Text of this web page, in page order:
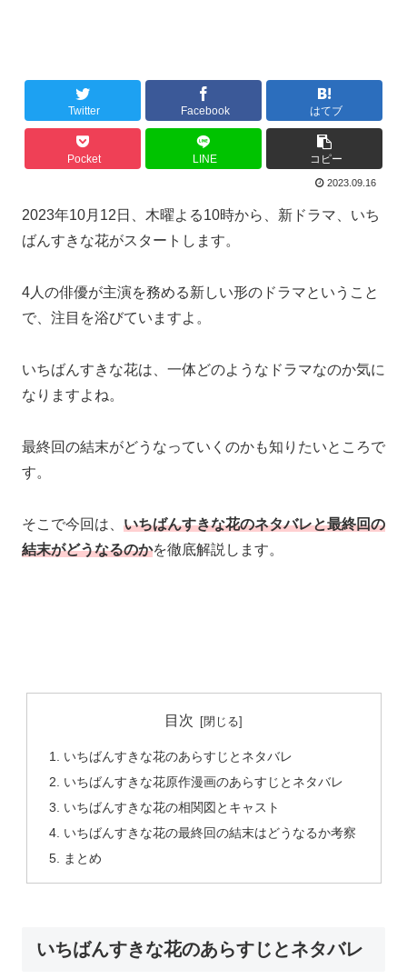
Twitter Facebook はてブ
Pocket LINE コピー
2023.09.16
2023年10月12日、木曜よる10時から、新ドラマ、いち
ばんすきな花がスタートします。
4人の俳優が主演を務める新しい形のドラマということ
で、注目を浴びていますよ。
いちばんすきな花は、一体どのようなドラマなのか気に
なりますよね。
最終回の結末がどうなっていくのかも知りたいところで
す。
そこで今回は、 いちばんすきな花のネタバレと最終回の
結末がどうなるのかを徹底解説します。
目次
いちばんすきな花のあらすじとネタバレ
いちばんすきな花原作漫画のあらすじとネタバレ
いちばんすきな花の相関図とキャスト
いちばんすきな花の最終回の結末はどうなるか考察
まとめ
いちばんすきな花のあらすじとネタバレ